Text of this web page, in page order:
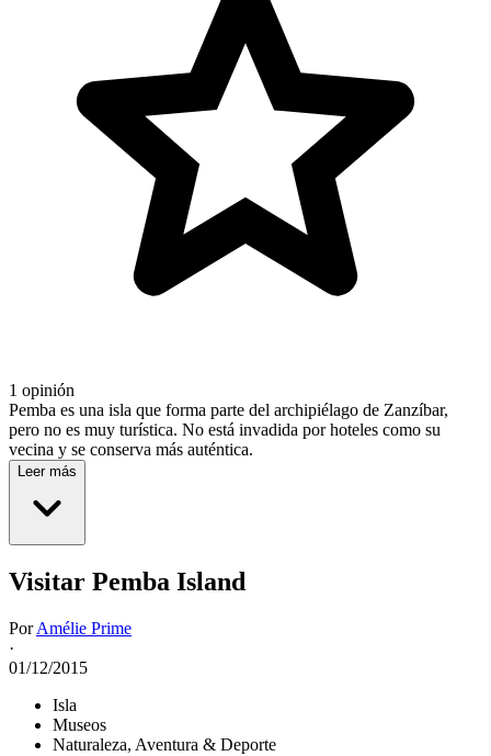
1 opinión
Pemba es una isla que forma parte del archipiélago de Zanzíbar,
pero no es muy turística. No está invadida por hoteles como su
vecina y se conserva más auténtica.
Leer más
Visitar Pemba Island
PorAmélie Prime
·
01/12/2015
Isla
Museos
Naturaleza, Aventura & Deporte